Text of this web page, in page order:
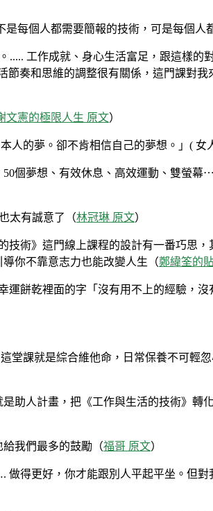
每個人都需要簡報的技術，可是每個人
工作成就、身心生活富足，跟這樣的
奏和思維的調整很有關係，這門課對
文憲的極限人生 原文）
人的夢。卻不肯相信自己的夢想。」( 女
個夢想、有效休息、高效運動、雙螢
太有誠意了（林冠琳 原文）
術》這門線上課程的設計有一番巧思
你不靠意志力也能改變人生（鄭緯筌的
餅乾裡面的字「沒有用不上的經驗，沒
課就是綜合維他命，日常保養不可輕
助人計畫，把《工作與生活的技術》轉
我們最多的鼓勵（福哥 原文）
得更好，你才能跟別人平起平坐。但